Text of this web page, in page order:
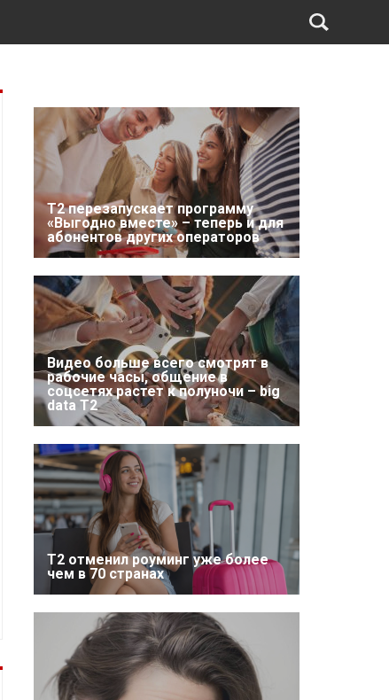
Т2 перезапускает программу
«Выгодно вместе» – теперь и для
абонентов других операторов
Видео больше всего смотрят в
рабочие часы, общение в
соцсетях растет к полуночи – big
data T2
Т2 отменил роуминг уже более
чем в 70 странах